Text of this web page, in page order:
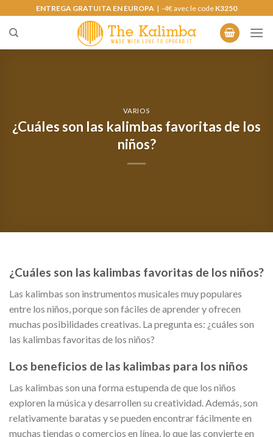
contenido
ENTREGA GRATUITA EN EUROPA | -4€ avec le code K3250
VARIOS
¿Cuáles son las kalimbas favoritas de los
niños?
¿Cuáles son las kalimbas favoritas de los niños?
Las kalimbas son instrumentos musicales muy populares
entre los niños, porque son fáciles de aprender y ofrecen
muchas posibilidades creativas. La pregunta es: ¿cuáles son
las kalimbas favoritas de los niños?
Los beneficios de las kalimbas para los niños
Las kalimbas son una forma estupenda de que los niños
exploren la música y desarrollen su creatividad. Además, son
relativamente baratas y se pueden encontrar fácilmente en
muchas tiendas o comercios en línea, lo que las convierte en